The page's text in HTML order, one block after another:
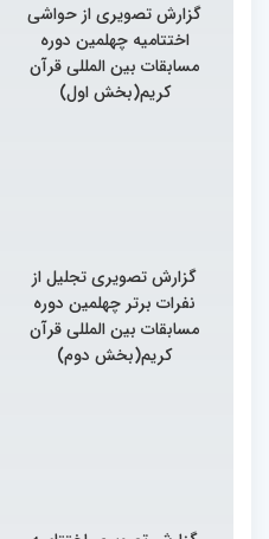
گزارش تصویری از حواشی
اختتامیه چهلمین دوره
مسابقات بین المللی قرآن
کریم(بخش اول)
گزارش تصویری تجلیل از
نفرات برتر چهلمین دوره
مسابقات بین المللی قرآن
کریم(بخش دوم)